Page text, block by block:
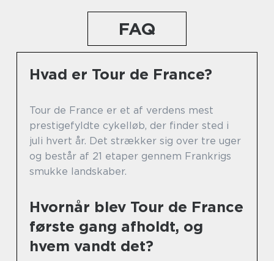
FAQ
Hvad er Tour de France?
Tour de France er et af verdens mest
prestigefyldte cykelløb, der finder sted i
juli hvert år. Det strækker sig over tre uger
og består af 21 etaper gennem Frankrigs
smukke landskaber.
Hvornår blev Tour de France
første gang afholdt, og
hvem vandt det?